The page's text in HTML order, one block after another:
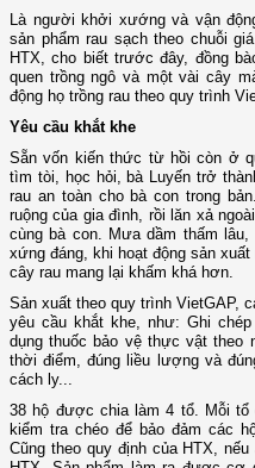
Là người khởi xướng và vận
sản phẩm rau sạch theo chuỗi
HTX, cho biết trước đây, đồng
quen trồng ngô và một vài cây
động họ trồng rau theo quy trình
Yêu cầu khắt khe
Sẵn vốn kiến thức từ hồi còn ở
tìm tòi, học hỏi, bà Luyến trở
rau an toàn cho bà con trong
ruộng của gia đình, rồi lăn xả
cùng bà con. Mưa dầm thấm
xứng đáng, khi hoạt động sản
cây rau mang lại khấm khá hơn.
Sản xuất theo quy trình VietGAP,
yêu cầu khắt khe, như: Ghi
dụng thuốc bảo vệ thực vật theo
thời điểm, đúng liều lượng và
cách ly...
38 hộ được chia làm 4 tổ. Mỗi tổ
kiểm tra chéo để bảo đảm các
Cũng theo quy định của HTX,